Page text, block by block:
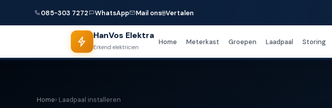
085-303 7272 WhatsApp Mail ons🌐Vertalen
HanVos Elektra
Erkend elektricien
Home Meterkast Groepen Laadpaal Storing
Home› Laadpaal installeren